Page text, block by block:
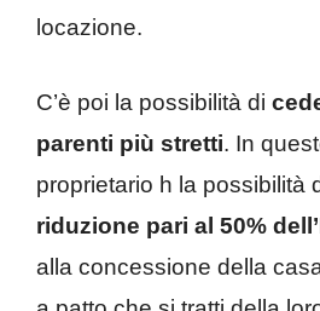
locazione.
C’è poi la possibilità di
parenti più stretti. In
proprietario h la possibilità
riduzione pari al 50%
alla concessione della